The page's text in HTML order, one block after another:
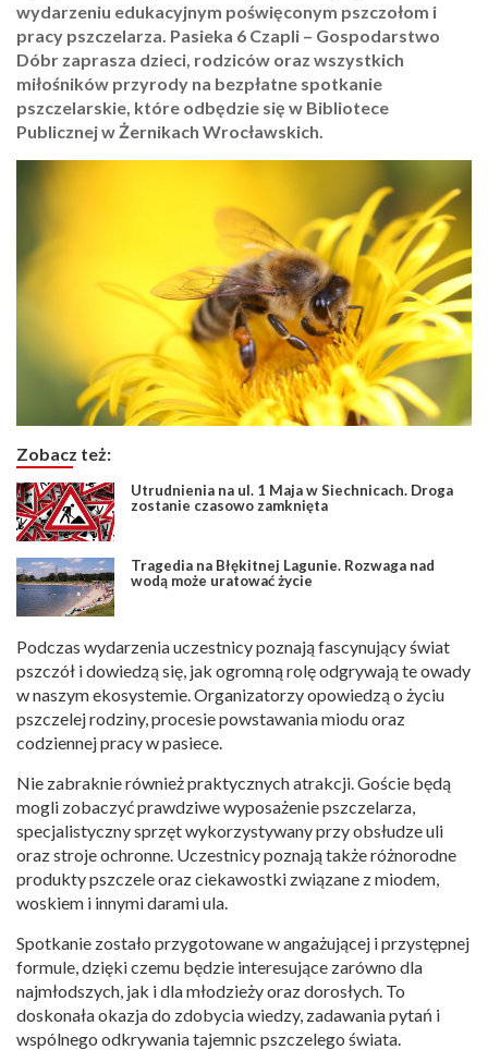
wydarzeniu edukacyjnym poświęconym pszczołom i
pracy pszczelarza. Pasieka 6 Czapli – Gospodarstwo
Dóbr zaprasza dzieci, rodziców oraz wszystkich
miłośników przyrody na bezpłatne spotkanie
pszczelarskie, które odbędzie się w Bibliotece
Publicznej w Żernikach Wrocławskich.
Zobacz też:
Utrudnienia na ul. 1 Maja w Siechnicach. Droga
zostanie czasowo zamknięta
Tragedia na Błękitnej Lagunie. Rozwaga nad
wodą może uratować życie
Podczas wydarzenia uczestnicy poznają fascynujący świat
pszczół i dowiedzą się, jak ogromną rolę odgrywają te owady
w naszym ekosystemie. Organizatorzy opowiedzą o życiu
pszczelej rodziny, procesie powstawania miodu oraz
codziennej pracy w pasiece.
Nie zabraknie również praktycznych atrakcji. Goście będą
mogli zobaczyć prawdziwe wyposażenie pszczelarza,
specjalistyczny sprzęt wykorzystywany przy obsłudze uli
oraz stroje ochronne. Uczestnicy poznają także różnorodne
produkty pszczele oraz ciekawostki związane z miodem,
woskiem i innymi darami ula.
Spotkanie zostało przygotowane w angażującej i przystępnej
formule, dzięki czemu będzie interesujące zarówno dla
najmłodszych, jak i dla młodzieży oraz dorosłych. To
doskonała okazja do zdobycia wiedzy, zadawania pytań i
wspólnego odkrywania tajemnic pszczelego świata.